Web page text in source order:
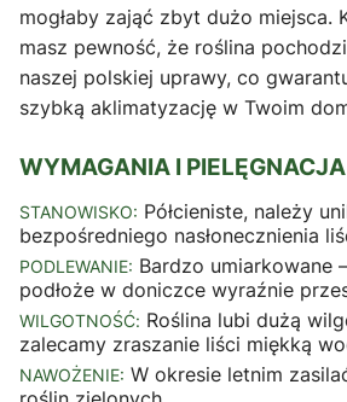
mogłaby zająć zbyt dużo miejsca.
masz pewność, że roślina
naszej polskiej uprawy, co
szybką aklimatyzację w Twoim
WYMAGANIA I PIELĘGNACJA
STANOWISKO: Półcieniste, należy
bezpośredniego nasłonecznienia
PODLEWANIE: Bardzo umiarkowane
podłoże w doniczce wyraźnie
WILGOTNOŚĆ: Roślina lubi dużą
zalecamy zraszanie liści miękką
NAWOŻENIE: W okresie letnim